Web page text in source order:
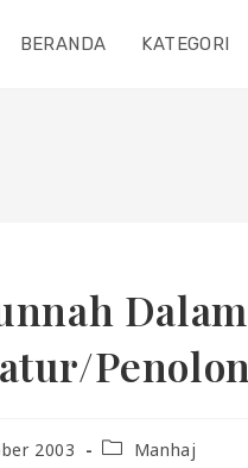
BERANDA KATEGORI
2003
PostManhaj